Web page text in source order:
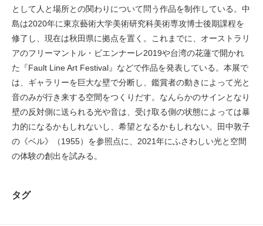
として人と場所との関わりについて問う作品を制作している。中
島は2020年に東京藝術大学美術研究科美術専攻博士後期課程を
修了し、現在は秋田県に拠点を置く。これまでに、オーストラリ
アのフリーマントル・ビエンナーレ2019や台湾の花蓮で開かれ
た『Fault Line Art Festival』などで作品を発表している。本展で
は、ギャラリーを巨大な壁で分断し、鑑賞者の動きによって光と
音のみが行き来する空間をつくりだす。なんらかのサインとなり
壁の反対側に送られる光や音は、受け取る側の状態によっては暴
力的になるかもしれないし、希望となるかもしれない。田中敦子
の《ベル》（1955）を参照点に、2021年にふさわしい光と空間
の体験の創出を試みる。
タグ